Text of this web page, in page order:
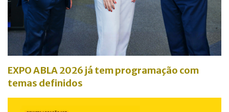
EXPO ABLA 2026 já tem programação com
temas definidos